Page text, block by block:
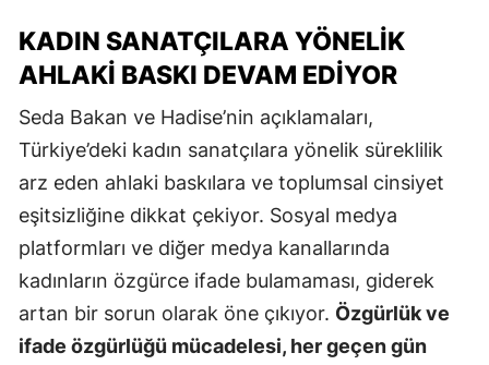
KADIN SANATÇILARA YÖNELIK
AHLAKI BASKI DEVAM EDIYOR
Seda Bakan ve Hadise’nin açıklamaları,
Türkiye’deki kadın sanatçılara yönelik süreklilik
arz eden ahlaki baskılara ve toplumsal cinsiyet
eşitsizliğine dikkat çekiyor. Sosyal medya
platformları ve diğer medya kanallarında
kadınların özgürce ifade bulamaması, giderek
artan bir sorun olarak öne çıkıyor. Özgürlük ve
ifade özgürlüğü mücadelesi, her geçen gün